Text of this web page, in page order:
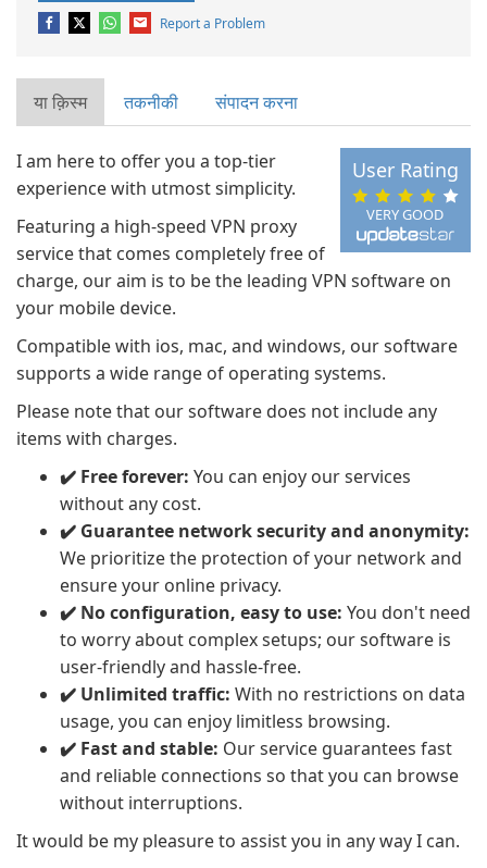
Report a Problem
या क़िस्‍म तकनीकी संपादन करना
VERY GOOD
User Rating
I am here to offer you a top-tier
experience with utmost simplicity.
Featuring a high-speed VPN proxy
service that comes completely free of
charge, our aim is to be the leading VPN software on
your mobile device.
Compatible with ios, mac, and windows, our software
supports a wide range of operating systems.
Please note that our software does not include any
items with charges.
✔️ Free forever: You can enjoy our services
without any cost.
✔️ Guarantee network security and anonymity:
We prioritize the protection of your network and
ensure your online privacy.
✔️ No configuration, easy to use: You don't need
to worry about complex setups; our software is
user-friendly and hassle-free.
✔️ Unlimited traffic: With no restrictions on data
usage, you can enjoy limitless browsing.
✔️ Fast and stable: Our service guarantees fast
and reliable connections so that you can browse
without interruptions.
It would be my pleasure to assist you in any way I can.